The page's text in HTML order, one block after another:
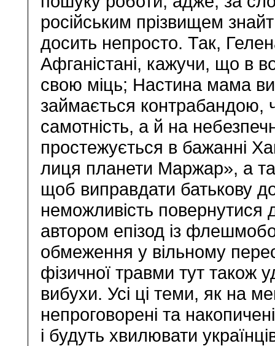
російським прізвищем
досить непросто. Так,
Афганістані, кажучи, що в
свою міць; Настина мама
займається контрабандою,
самотність, а й на
простежується в бажанні
лиця планети Маржар», а
щоб виправдати батькову
неможливість повернутися
автором епізод із
обмеження у вільному
фізичної травми тут також
вибухи. Усі ці теми, як на
непроговорені та
і будуть хвилювати